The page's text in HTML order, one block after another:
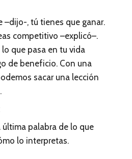
–dijo-, tú tienes que ganar.
competitivo –explicó–.
que pasa en tu vida
de beneficio. Con una
sacar una lección
palabra de lo que
lo interpretas.